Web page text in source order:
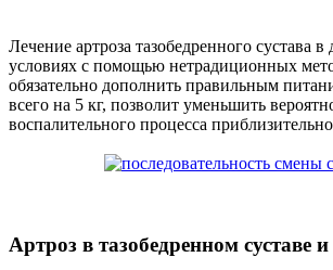
Лечение артроза тазобедренного сустава
условиях с помощью нетрадиционных
обязательно дополнить правильным
всего на 5 кг, позволит уменьшить
воспалительного процесса
Артроз в тазобедренном суставе